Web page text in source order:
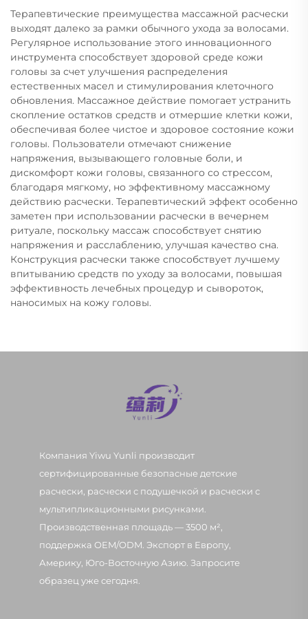
Терапевтические преимущества массажной расчески
выходят далеко за рамки обычного ухода за волосами.
Регулярное использование этого инновационного
инструмента способствует здоровой среде кожи
головы за счет улучшения распределения
естественных масел и стимулирования клеточного
обновления. Массажное действие помогает устранить
скопление остатков средств и отмершие клетки кожи,
обеспечивая более чистое и здоровое состояние кожи
головы. Пользователи отмечают снижение
напряжения, вызывающего головные боли, и
дискомфорт кожи головы, связанного со стрессом,
благодаря мягкому, но эффективному массажному
действию расчески. Терапевтический эффект особенно
заметен при использовании расчески в вечернем
ритуале, поскольку массаж способствует снятию
напряжения и расслаблению, улучшая качество сна.
Конструкция расчески также способствует лучшему
впитыванию средств по уходу за волосами, повышая
эффективность лечебных процедур и сывороток,
наносимых на кожу головы.
Компания Yiwu Yunli производит
сертифицированные безопасные детские
расчески, расчески с подушечкой и расчески с
мультипликационными рисунками.
Производственная площадь — 3500 м²,
поддержка OEM/ODM. Экспорт в Европу,
Америку, Юго-Восточную Азию. Запросите
образец уже сегодня.